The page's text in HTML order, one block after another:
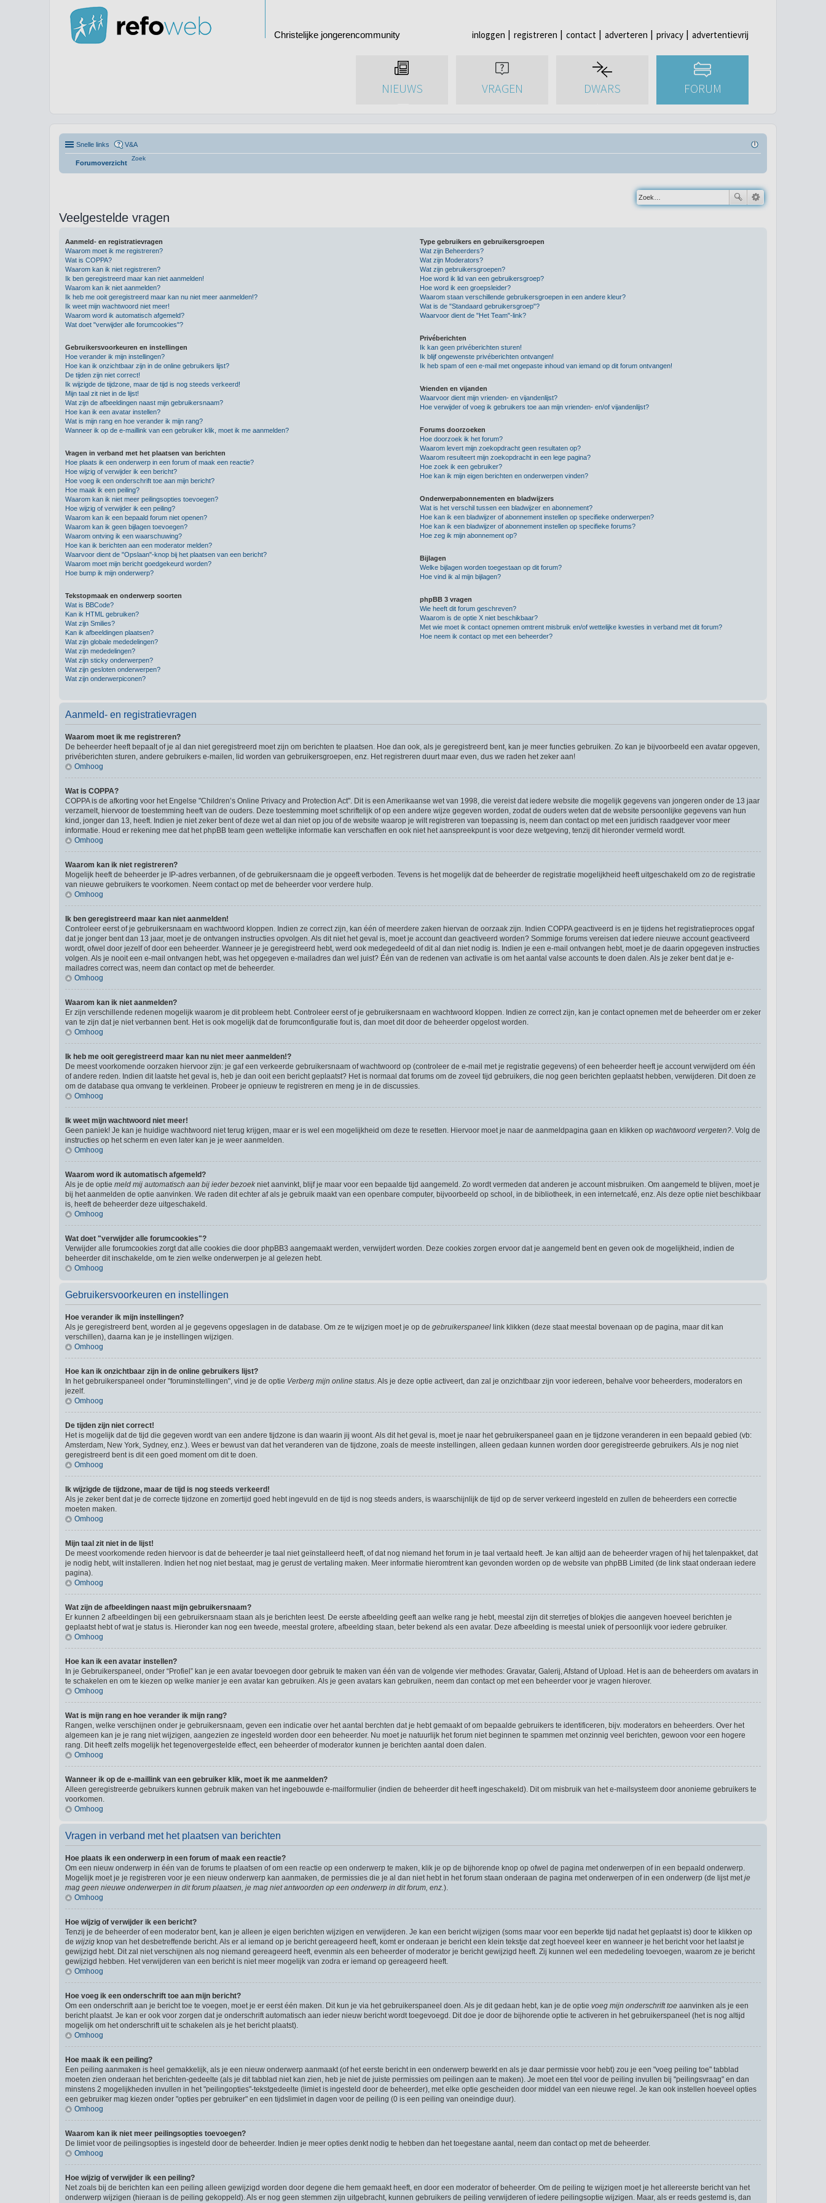
Christelijke jongerencommunity inloggen registreren contact adverteren privacy advertentievrij
NIEUWS VRAGEN DWARS FORUM
Snelle links V&A
Forumoverzicht
Zoek
Veelgestelde vragen
Aanmeld- en registratievragen
Waarom moet ik me registreren?
Wat is COPPA?
Waarom kan ik niet registreren?
Ik ben geregistreerd maar kan niet aanmelden!
Waarom kan ik niet aanmelden?
Ik heb me ooit geregistreerd maar kan nu niet meer aanmelden!?
Ik weet mijn wachtwoord niet meer!
Waarom word ik automatisch afgemeld?
Wat doet "verwijder alle forumcookies"?
Gebruikersvoorkeuren en instellingen
Hoe verander ik mijn instellingen?
Hoe kan ik onzichtbaar zijn in de online gebruikers lijst?
De tijden zijn niet correct!
Ik wijzigde de tijdzone, maar de tijd is nog steeds verkeerd!
Mijn taal zit niet in de lijst!
Wat zijn de afbeeldingen naast mijn gebruikersnaam?
Hoe kan ik een avatar instellen?
Wat is mijn rang en hoe verander ik mijn rang?
Wanneer ik op de e-maillink van een gebruiker klik, moet ik me aanmelden?
Vragen in verband met het plaatsen van berichten
Hoe plaats ik een onderwerp in een forum of maak een reactie?
Hoe wijzig of verwijder ik een bericht?
Hoe voeg ik een onderschrift toe aan mijn bericht?
Hoe maak ik een peiling?
Waarom kan ik niet meer peilingsopties toevoegen?
Hoe wijzig of verwijder ik een peiling?
Waarom kan ik een bepaald forum niet openen?
Waarom kan ik geen bijlagen toevoegen?
Waarom ontving ik een waarschuwing?
Hoe kan ik berichten aan een moderator melden?
Waarvoor dient de "Opslaan"-knop bij het plaatsen van een bericht?
Waarom moet mijn bericht goedgekeurd worden?
Hoe bump ik mijn onderwerp?
Tekstopmaak en onderwerp soorten
Wat is BBCode?
Kan ik HTML gebruiken?
Wat zijn Smilies?
Kan ik afbeeldingen plaatsen?
Wat zijn globale mededelingen?
Wat zijn mededelingen?
Wat zijn sticky onderwerpen?
Wat zijn gesloten onderwerpen?
Wat zijn onderwerpiconen?
Type gebruikers en gebruikersgroepen
Wat zijn Beheerders?
Wat zijn Moderators?
Wat zijn gebruikersgroepen?
Hoe word ik lid van een gebruikersgroep?
Hoe word ik een groepsleider?
Waarom staan verschillende gebruikersgroepen in een andere kleur?
Wat is de "Standaard gebruikersgroep"?
Waarvoor dient de "Het Team"-link?
Privéberichten
Ik kan geen privéberichten sturen!
Ik blijf ongewenste privéberichten ontvangen!
Ik heb spam of een e-mail met ongepaste inhoud van iemand op dit forum ontvangen!
Vrienden en vijanden
Waarvoor dient mijn vrienden- en vijandenlijst?
Hoe verwijder of voeg ik gebruikers toe aan mijn vrienden- en/of vijandenlijst?
Forums doorzoeken
Hoe doorzoek ik het forum?
Waarom levert mijn zoekopdracht geen resultaten op?
Waarom resulteert mijn zoekopdracht in een lege pagina?
Hoe zoek ik een gebruiker?
Hoe kan ik mijn eigen berichten en onderwerpen vinden?
Onderwerpabonnementen en bladwijzers
Wat is het verschil tussen een bladwijzer en abonnement?
Hoe kan ik een bladwijzer of abonnement instellen op specifieke onderwerpen?
Hoe kan ik een bladwijzer of abonnement instellen op specifieke forums?
Hoe zeg ik mijn abonnement op?
Bijlagen
Welke bijlagen worden toegestaan op dit forum?
Hoe vind ik al mijn bijlagen?
phpBB 3 vragen
Wie heeft dit forum geschreven?
Waarom is de optie X niet beschikbaar?
Met wie moet ik contact opnemen omtrent misbruik en/of wettelijke kwesties in verband met dit forum?
Hoe neem ik contact op met een beheerder?
Aanmeld- en registratievragen
Waarom moet ik me registreren?
De beheerder heeft bepaalt of je al dan niet geregistreerd moet zijn om berichten te plaatsen. Hoe dan ook, als je geregistreerd bent, kan je meer functies gebruiken. Zo kan je bijvoorbeeld een avatar opgeven,
privéberichten sturen, andere gebruikers e-mailen, lid worden van gebruikersgroepen, enz. Het registreren duurt maar even, dus we raden het zeker aan!
Omhoog
Wat is COPPA?
COPPA is de afkorting voor het Engelse "Children’s Online Privacy and Protection Act". Dit is een Amerikaanse wet van 1998, die vereist dat iedere website die mogelijk gegevens van jongeren onder de 13 jaar
verzamelt, hiervoor de toestemming heeft van de ouders. Deze toestemming moet schriftelijk of op een andere wijze gegeven worden, zodat de ouders weten dat de website persoonlijke gegevens van hun
kind, jonger dan 13, heeft. Indien je niet zeker bent of deze wet al dan niet op jou of de website waarop je wilt registreren van toepassing is, neem dan contact op met een juridisch raadgever voor meer
informatie. Houd er rekening mee dat het phpBB team geen wettelijke informatie kan verschaffen en ook niet het aanspreekpunt is voor deze wetgeving, tenzij dit hieronder vermeld wordt.
Omhoog
Waarom kan ik niet registreren?
Mogelijk heeft de beheerder je IP-adres verbannen, of de gebruikersnaam die je opgeeft verboden. Tevens is het mogelijk dat de beheerder de registratie mogelijkheid heeft uitgeschakeld om zo de registratie
van nieuwe gebruikers te voorkomen. Neem contact op met de beheerder voor verdere hulp.
Omhoog
Ik ben geregistreerd maar kan niet aanmelden!
Controleer eerst of je gebruikersnaam en wachtwoord kloppen. Indien ze correct zijn, kan één of meerdere zaken hiervan de oorzaak zijn. Indien COPPA geactiveerd is en je tijdens het registratieproces opgaf
dat je jonger bent dan 13 jaar, moet je de ontvangen instructies opvolgen. Als dit niet het geval is, moet je account dan geactiveerd worden? Sommige forums vereisen dat iedere nieuwe account geactiveerd
wordt, ofwel door jezelf of door een beheerder. Wanneer je je geregistreerd hebt, werd ook medegedeeld of dit al dan niet nodig is. Indien je een e-mail ontvangen hebt, moet je de daarin opgegeven instructies
volgen. Als je nooit een e-mail ontvangen hebt, was het opgegeven e-mailadres dan wel juist? Één van de redenen van activatie is om het aantal valse accounts te doen dalen. Als je zeker bent dat je e-
mailadres correct was, neem dan contact op met de beheerder.
Omhoog
Waarom kan ik niet aanmelden?
Er zijn verschillende redenen mogelijk waarom je dit probleem hebt. Controleer eerst of je gebruikersnaam en wachtwoord kloppen. Indien ze correct zijn, kan je contact opnemen met de beheerder om er zeker
van te zijn dat je niet verbannen bent. Het is ook mogelijk dat de forumconfiguratie fout is, dan moet dit door de beheerder opgelost worden.
Omhoog
Ik heb me ooit geregistreerd maar kan nu niet meer aanmelden!?
De meest voorkomende oorzaken hiervoor zijn: je gaf een verkeerde gebruikersnaam of wachtwoord op (controleer de e-mail met je registratie gegevens) of een beheerder heeft je account verwijderd om één
of andere reden. Indien dit laatste het geval is, heb je dan ooit een bericht geplaatst? Het is normaal dat forums om de zoveel tijd gebruikers, die nog geen berichten geplaatst hebben, verwijderen. Dit doen ze
om de database qua omvang te verkleinen. Probeer je opnieuw te registreren en meng je in de discussies.
Omhoog
Ik weet mijn wachtwoord niet meer!
Geen paniek! Je kan je huidige wachtwoord niet terug krijgen, maar er is wel een mogelijkheid om deze te resetten. Hiervoor moet je naar de aanmeldpagina gaan en klikken op wachtwoord vergeten? . Volg de
instructies op het scherm en even later kan je je weer aanmelden.
Omhoog
Waarom word ik automatisch afgemeld?
Als je de optie meld mij automatisch aan bij ieder bezoek niet aanvinkt, blijf je maar voor een bepaalde tijd aangemeld. Zo wordt vermeden dat anderen je account misbruiken. Om aangemeld te blijven, moet je
bij het aanmelden de optie aanvinken. We raden dit echter af als je gebruik maakt van een openbare computer, bijvoorbeeld op school, in de bibliotheek, in een internetcafé, enz. Als deze optie niet beschikbaar
is, heeft de beheerder deze uitgeschakeld.
Omhoog
Wat doet "verwijder alle forumcookies"?
Verwijder alle forumcookies zorgt dat alle cookies die door phpBB3 aangemaakt werden, verwijdert worden. Deze cookies zorgen ervoor dat je aangemeld bent en geven ook de mogelijkheid, indien de
beheerder dit inschakelde, om te zien welke onderwerpen je al gelezen hebt.
Omhoog
Gebruikersvoorkeuren en instellingen
Hoe verander ik mijn instellingen?
Als je geregistreerd bent, worden al je gegevens opgeslagen in de database. Om ze te wijzigen moet je op de gebruikerspaneel link klikken (deze staat meestal bovenaan op de pagina, maar dit kan
verschillen), daarna kan je je instellingen wijzigen.
Omhoog
Hoe kan ik onzichtbaar zijn in de online gebruikers lijst?
In het gebruikerspaneel onder "foruminstellingen", vind je de optie Verberg mijn online status . Als je deze optie activeert, dan zal je onzichtbaar zijn voor iedereen, behalve voor beheerders, moderators en
jezelf.
Omhoog
De tijden zijn niet correct!
Het is mogelijk dat de tijd die gegeven wordt van een andere tijdzone is dan waarin jij woont. Als dit het geval is, moet je naar het gebruikerspaneel gaan en je tijdzone veranderen in een bepaald gebied (vb:
Amsterdam, New York, Sydney, enz.). Wees er bewust van dat het veranderen van de tijdzone, zoals de meeste instellingen, alleen gedaan kunnen worden door geregistreerde gebruikers. Als je nog niet
geregistreerd bent is dit een goed moment om dit te doen.
Omhoog
Ik wijzigde de tijdzone, maar de tijd is nog steeds verkeerd!
Als je zeker bent dat je de correcte tijdzone en zomertijd goed hebt ingevuld en de tijd is nog steeds anders, is waarschijnlijk de tijd op de server verkeerd ingesteld en zullen de beheerders een correctie
moeten maken.
Omhoog
Mijn taal zit niet in de lijst!
De meest voorkomende reden hiervoor is dat de beheerder je taal niet geïnstalleerd heeft, of dat nog niemand het forum in je taal vertaald heeft. Je kan altijd aan de beheerder vragen of hij het talenpakket, dat
je nodig hebt, wilt installeren. Indien het nog niet bestaat, mag je gerust de vertaling maken. Meer informatie hieromtrent kan gevonden worden op de website van phpBB Limited (de link staat onderaan iedere
pagina).
Omhoog
Wat zijn de afbeeldingen naast mijn gebruikersnaam?
Er kunnen 2 afbeeldingen bij een gebruikersnaam staan als je berichten leest. De eerste afbeelding geeft aan welke rang je hebt, meestal zijn dit sterretjes of blokjes die aangeven hoeveel berichten je
geplaatst hebt of wat je status is. Hieronder kan nog een tweede, meestal grotere, afbeelding staan, beter bekend als een avatar. Deze afbeelding is meestal uniek of persoonlijk voor iedere gebruiker.
Omhoog
Hoe kan ik een avatar instellen?
In je Gebruikerspaneel, onder “Profiel” kan je een avatar toevoegen door gebruik te maken van één van de volgende vier methodes: Gravatar, Galerij, Afstand of Upload. Het is aan de beheerders om avatars in
te schakelen en om te kiezen op welke manier je een avatar kan gebruiken. Als je geen avatars kan gebruiken, neem dan contact op met een beheerder voor je vragen hierover.
Omhoog
Wat is mijn rang en hoe verander ik mijn rang?
Rangen, welke verschijnen onder je gebruikersnaam, geven een indicatie over het aantal berchten dat je hebt gemaakt of om bepaalde gebruikers te identificeren, bijv. moderators en beheerders. Over het
algemeen kan je je rang niet wijzigen, aangezien ze ingesteld worden door een beheerder. Nu moet je natuurlijk het forum niet beginnen te spammen met onzinnig veel berichten, gewoon voor een hogere
rang. Dit heeft zelfs mogelijk het tegenovergestelde effect, een beheerder of moderator kunnen je berichten aantal doen dalen.
Omhoog
Wanneer ik op de e-maillink van een gebruiker klik, moet ik me aanmelden?
Alleen geregistreerde gebruikers kunnen gebruik maken van het ingebouwde e-mailformulier (indien de beheerder dit heeft ingeschakeld). Dit om misbruik van het e-mailsysteem door anonieme gebruikers te
voorkomen.
Omhoog
Vragen in verband met het plaatsen van berichten
Hoe plaats ik een onderwerp in een forum of maak een reactie?
Om een nieuw onderwerp in één van de forums te plaatsen of om een reactie op een onderwerp te maken, klik je op de bijhorende knop op ofwel de pagina met onderwerpen of in een bepaald onderwerp.
Mogelijk moet je je registreren voor je een nieuw onderwerp kan aanmaken, de permissies die je al dan niet hebt in het forum staan onderaan de pagina met onderwerpen of in een onderwerp (de lijst met je
mag geen nieuwe onderwerpen in dit forum plaatsen, je mag niet antwoorden op een onderwerp in dit forum, enz. ).
Omhoog
Hoe wijzig of verwijder ik een bericht?
Tenzij je de beheerder of een moderator bent, kan je alleen je eigen berichten wijzigen en verwijderen. Je kan een bericht wijzigen (soms maar voor een beperkte tijd nadat het geplaatst is) door te klikken op
de wijzig knop van het desbetreffende bericht. Als er al iemand op je bericht gereageerd heeft, komt er onderaan je bericht een klein tekstje dat zegt hoeveel keer en wanneer je het bericht voor het laatst je
gewijzigd hebt. Dit zal niet verschijnen als nog niemand gereageerd heeft, evenmin als een beheerder of moderator je bericht gewijzigd heeft. Zij kunnen wel een mededeling toevoegen, waarom ze je bericht
gewijzigd hebben. Het verwijderen van een bericht is niet meer mogelijk van zodra er iemand op gereageerd heeft.
Omhoog
Hoe voeg ik een onderschrift toe aan mijn bericht?
Om een onderschrift aan je bericht toe te voegen, moet je er eerst één maken. Dit kun je via het gebruikerspaneel doen. Als je dit gedaan hebt, kan je de optie voeg mijn onderschrift toe aanvinken als je een
bericht plaatst. Je kan er ook voor zorgen dat je onderschrift automatisch aan ieder nieuw bericht wordt toegevoegd. Dit doe je door de bijhorende optie te activeren in het gebruikerspaneel (het is nog altijd
mogelijk om het onderschrift uit te schakelen als je het bericht plaatst).
Omhoog
Hoe maak ik een peiling?
Een peiling aanmaken is heel gemakkelijk, als je een nieuw onderwerp aanmaakt (of het eerste bericht in een onderwerp bewerkt en als je daar permissie voor hebt) zou je een "voeg peiling toe" tabblad
moeten zien onderaan het berichten-gedeelte (als je dit tabblad niet kan zien, heb je niet de juiste permissies om peilingen aan te maken). Je moet een titel voor de peiling invullen bij "peilingsvraag" en dan
minstens 2 mogelijkheden invullen in het "peilingopties"-tekstgedeelte (limiet is ingesteld door de beheerder), met elke optie gescheiden door middel van een nieuwe regel. Je kan ook instellen hoeveel opties
een gebruiker mag kiezen onder "opties per gebruiker" en een tijdslimiet in dagen voor de peiling (0 is een peiling van oneindige duur).
Omhoog
Waarom kan ik niet meer peilingsopties toevoegen?
De limiet voor de peilingsopties is ingesteld door de beheerder. Indien je meer opties denkt nodig te hebben dan het toegestane aantal, neem dan contact op met de beheerder.
Omhoog
Hoe wijzig of verwijder ik een peiling?
Net zoals bij de berichten kan een peiling alleen gewijzigd worden door degene die hem gemaakt heeft, en door een moderator of beheerder. Om de peiling te wijzigen moet je het allereerste bericht van het
onderwerp wijzigen (hieraan is de peiling gekoppeld). Als er nog geen stemmen zijn uitgebracht, kunnen gebruikers de peiling verwijderen of iedere peilingsoptie wijzigen. Maar, als er reeds gestemd is, dan